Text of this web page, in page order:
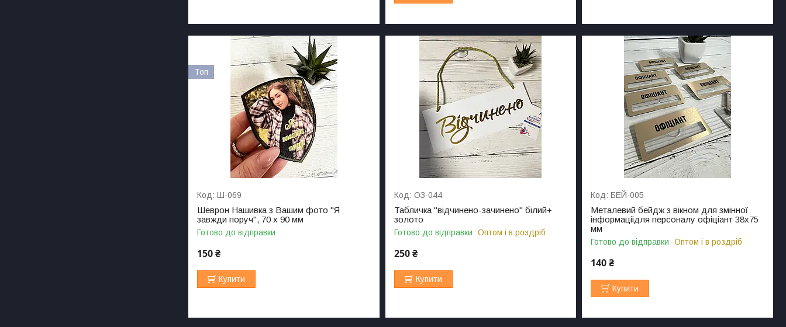
Топ
Ш-069
Шеврон Нашивка з Вашим фото "Я
завжди поруч", 70 х 90 мм
Готово до відправки
150 ₴
Купити
ОЗ-044
Табличка "відчинено-зачинено" білий+
золото
Готово до відправки Оптом і в роздріб
250 ₴
Купити
БЕЙ-005
Металевий бейдж з вікном для змінної
інформаціідля персоналу офіціант 38х75
мм
Готово до відправки Оптом і в роздріб
140 ₴
Купити